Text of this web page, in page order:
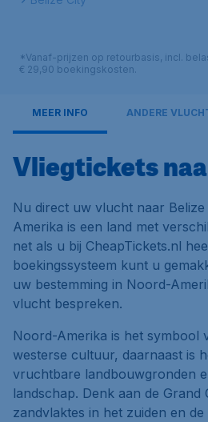
*Vanaf-prijzen op retourbasis, incl.
€ 29,90 boekingskosten.
MEER INFO ANDERE
Vliegtickets
Nu direct uw vlucht naar
Amerika is een land met
net als u bij CheapTickets.nl
boekingssysteem kunt u
uw bestemming in Noord-
vlucht bespreken.
Noord-Amerika is het symbool
westerse cultuur, daarnaast is
vruchtbare landbouwgronden
landschap. Denk aan de Grand
zandvlaktes in het zuiden en